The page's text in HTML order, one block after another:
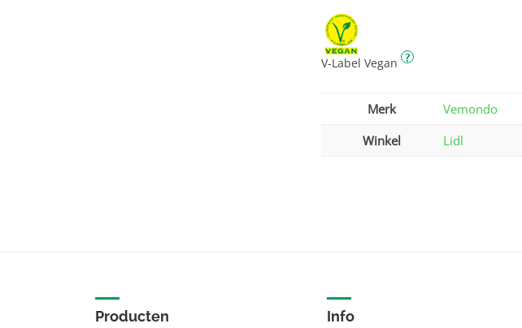
V-Label Vegan ?
Merk
Vemondo
Winkel
Lidl
Producten Info